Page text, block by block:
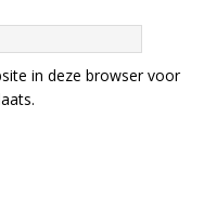
in deze browser voor